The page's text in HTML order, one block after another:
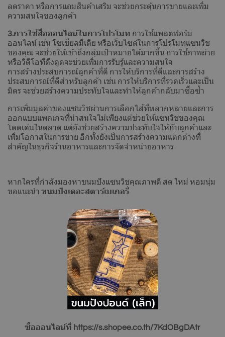
ลดราคา หรือการแถมสินค้าเสริม จะช่วยกระตุ้นการขายและเพิ่ม
ความสนใจของลูกค้า
3.การใช้สื่อออนไลน์ในการโปรโมท การใช้แพลตฟอร์ม
ออนไลน์ เช่น โซเชียลมีเดีย หรือเว็บไซต์ในการโปรโมทแซนวิช
ของคุณ จะช่วยให้เข้าถึงกลุ่มเป้าหมายได้มากขึ้น การใช้ภาพถ่าย
หรือวิดีโอที่ดึงดูดจะช่วยเพิ่มการรับรู้และความสนใจ
การสร้างประสบการณ์ลูกค้าที่ดี การให้บริการที่ดีและการสร้าง
ประสบการณ์ที่ดีสำหรับลูกค้า เช่น การให้บริการที่รวดเร็วและเป็น
มิตร จะช่วยสร้างความประทับใจและทำให้ลูกค้ากลับมาซื้อซ้ำ
การเพิ่มมูลค่าของแซนวิชผ่านการเลือกไส้ที่หลากหลายและการ
ออกแบบแพคเกจที่น่าสนใจไม่เพียงแต่ช่วยให้แซนวิชของคุณ
โดดเด่นในตลาด แต่ยังช่วยสร้างความประทับใจให้กับลูกค้าและ
เพิ่มโอกาสในการขาย อีกทั้งยังเป็นการสร้างความแตกต่างที่
สำคัญในธุรกิจร้านอาหารและการจัดจำหน่ายอาหาร
หากใครที่กำลังมองหาขนมปังแซนวิชคุณภาพดี สด ใหม่ หอมนุ่ม
ขอแนะนำ ขนมปังเดอะสตาร์เบเกอรี่
ซื้อออนไลน์ที่ https://s.shopee.co.th/7KdOBgDAtr